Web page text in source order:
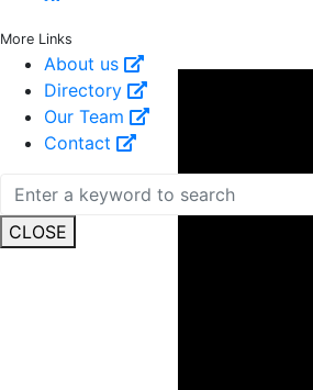
More Links
About us
Directory
Our Team
Contact
CLOSE